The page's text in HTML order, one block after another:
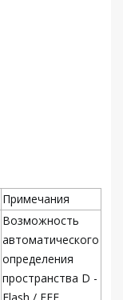
Примечания
Возможность
автоматического
определения
пространства D -
Flash / EEE